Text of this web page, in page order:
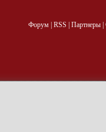
Форум| RSS Партнеры|